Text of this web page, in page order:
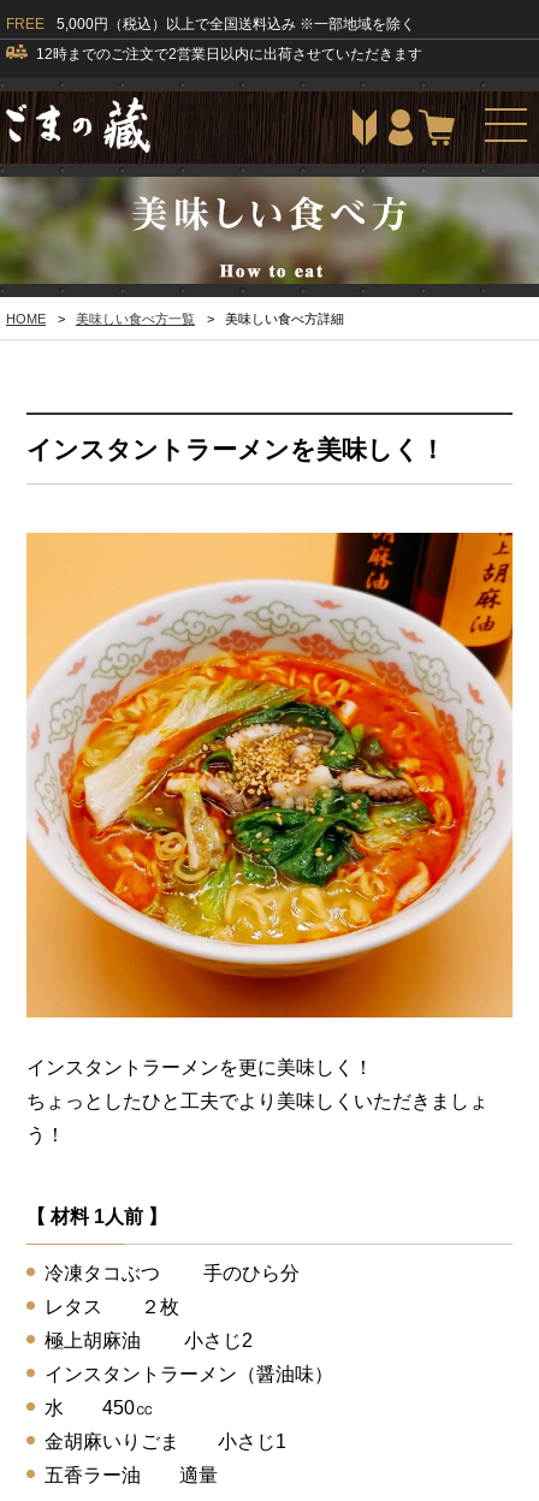
FREE 5,000円（税込）以上で全国送料込み ※一部地域を除く
12時までのご注文で2営業日以内に出荷させていただきます
HOME > 美味しい食べ方一覧 > 美味しい食べ方詳細
インスタントラーメンを美味しく！
インスタントラーメンを更に美味しく！
ちょっとしたひと工夫でより美味しくいただきましょ
う！
【 材料 1人前 】
冷凍タコぶつ 手のひら分
レタス ２枚
極上胡麻油 小さじ2
インスタントラーメン（醤油味）
水 450㏄
金胡麻いりごま 小さじ1
五香ラー油 適量